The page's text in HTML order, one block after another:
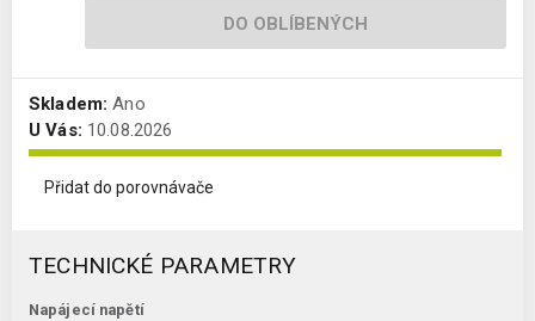
DO OBLÍBENÝCH
Skladem: Ano
U Vás: 10.08.2026
Přidat do porovnávače
TECHNICKÉ PARAMETRY
Napájecí napětí